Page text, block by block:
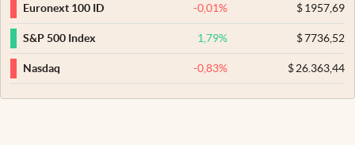
Euronext 100 ID -0,01% $1957,69
S&P 500 Index 1,79% $7736,52
Nasdaq -0,83% $26.363,44